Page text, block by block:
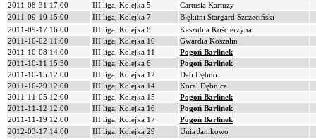
2011-08-31 17:00
III liga, Kolejka 5
Cartusia Kartuzy
2011-09-10 15:00
III liga, Kolejka 7
Błękitni Stargard Szczeciński
2011-09-17 16:00
III liga, Kolejka 8
Kaszubia Kościerzyna
2011-10-02 11:00
III liga, Kolejka 10
Gwardia Koszalin
2011-10-08 14:00
III liga, Kolejka 11
Pogoń Barlinek
2011-10-11 15:30
III liga, Kolejka 6
Pogoń Barlinek
2011-10-15 12:00
III liga, Kolejka 12
Dąb Dębno
2011-10-29 12:00
III liga, Kolejka 14
Koral Dębnica
2011-11-05 12:00
III liga, Kolejka 15
Pogoń Barlinek
2011-11-12 12:00
III liga, Kolejka 16
Pogoń Barlinek
2011-11-19 12:00
III liga, Kolejka 17
Pogoń Barlinek
2012-03-17 14:00
III liga, Kolejka 29
Unia Janikowo